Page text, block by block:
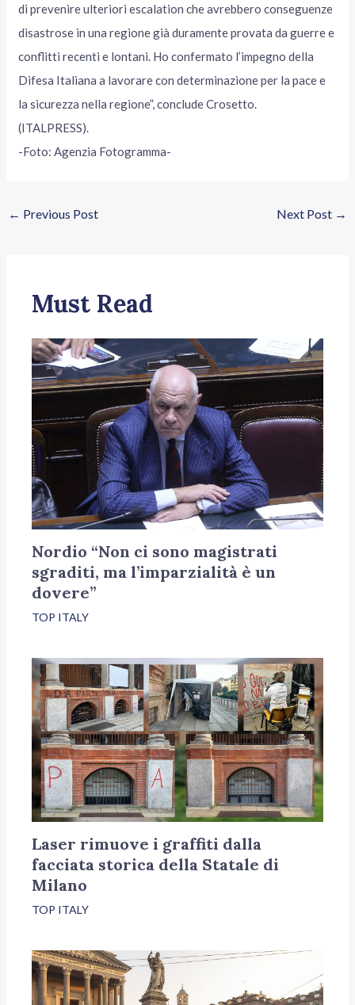
di prevenire ulteriori escalation che avrebbero conseguenze
disastrose in una regione già duramente provata da guerre e
conflitti recenti e lontani. Ho confermato l’impegno della
Difesa Italiana a lavorare con determinazione per la pace e
la sicurezza nella regione”, conclude Crosetto.
(ITALPRESS).
-Foto: Agenzia Fotogramma-
← Previous Post Next Post →
Must Read
Nordio “Non ci sono magistrati
sgraditi, ma l’imparzialità è un
dovere”
TOP ITALY
Laser rimuove i graffiti dalla
facciata storica della Statale di
Milano
TOP ITALY